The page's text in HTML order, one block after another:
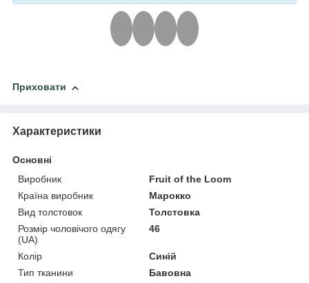
Приховати
Характеристики
Основні
Виробник
Fruit of the Loom
Країна виробник
Марокко
Вид толстовок
Толстовка
Розмір чоловічого одягу
(UA)
46
Колір
Синій
Тип тканини
Бавовна